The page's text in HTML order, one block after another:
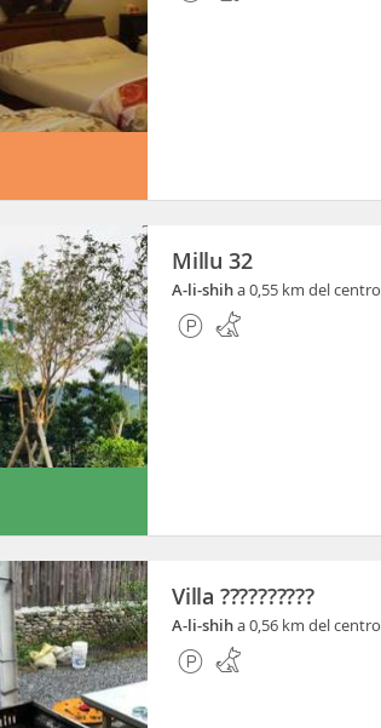
Millu 32
A-li-shiha 0,55 km del centro
Villa ??????????
A-li-shiha 0,56 km del centro